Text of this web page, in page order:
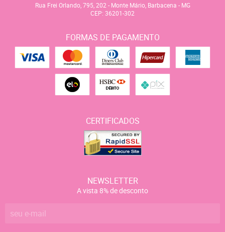
Rua Frei Orlando, 795, 202 - Monte Mário, Barbacena - MG
CEP: 36201-302
FORMAS DE PAGAMENTO
CERTIFICADOS
NEWSLETTER
A vista 8% de desconto